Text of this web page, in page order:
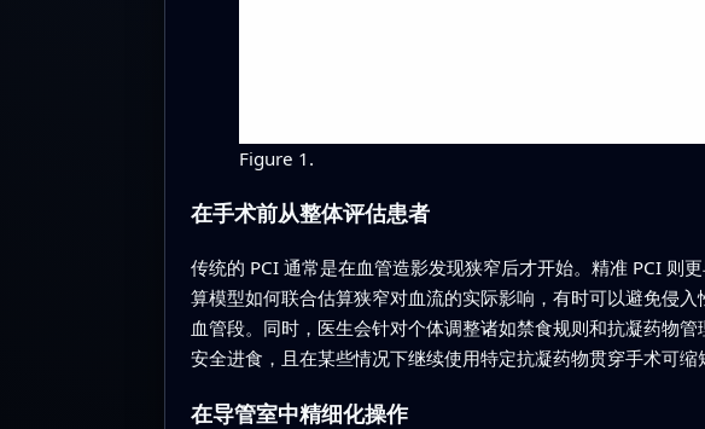
Figure 1.
在手术前从整体评估患者
传统的 PCI 通常是在血管造影发现狭窄后才开始。精准 PCI 则
算模型如何联合估算狭窄对血流的实际影响，有时可以避免侵
血管段。同时，医生会针对个体调整诸如禁食规则和抗凝药物
安全进食，且在某些情况下继续使用特定抗凝药物贯穿手术可缩
在导管室中精细化操作